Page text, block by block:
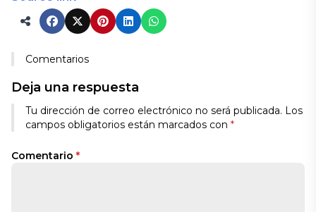
Comentarios
Deja una respuesta
Tu dirección de correo electrónico no será publicada. Los
campos obligatorios están marcados con *
Comentario *